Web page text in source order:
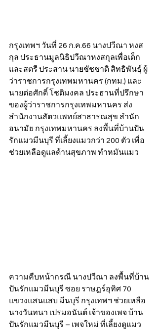
กรุงเทพฯ วันที่ 26 ก.ค.66 นางปวีณา หงส
กุล ประธานมูลนิธิปวีณาหงสกุลเพื่อเด็ก
และสตรี ประสาน นายชัชชาติ สิทธิพันธุ์ ผู้
ว่าราชการกรุงเทพมหานคร (กทม.) และ
นายต่อศักดิ์ โชติมงคล ประธานที่ปรึกษา
ของผู้ว่าราชการกรุงเทพมหานคร ส่ง
สำนักงานสัตวแพทย์สาธารณสุข สำนัก
อนามัย กรุงเทพมหานคร ลงพื้นที่บ้านปัน
รักแมวมีนบุรี ที่เลี้ยงแมวกว่า 200 ตัว เพื่อ
ช่วยเหลือดูแลด้านสุขภาพ ทำหมันแมว
ความคืบหน้ากรณี นางปวีณา ลงพื้นที่บ้าน
ปันรักแมวมีนบุรี ซอย ราษฎร์อุทิศ 70
แขวงแสนแสบ มีนบุรี กรุงเทพฯ ช่วยเหลือ
นางวันทนา เปรมอนันต์ เจ้าของเพจ บ้าน
ปันรักแมวมีนบุรี – เพจใหม่ ที่เลี้ยงดูแมว